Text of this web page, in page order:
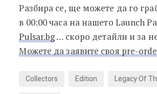
Разбира се, ще можете да го
в 00:00 часа на нашето Launch
Pulsar.bg… скоро детайли и за
Можете да заявите своя pre-
Collectors Edition
Legacy Of